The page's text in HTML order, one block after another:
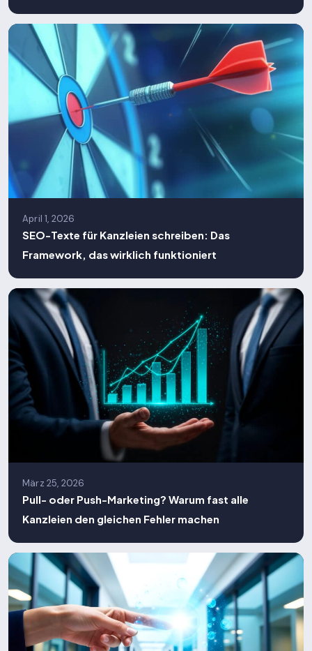
April 1, 2026
SEO-Texte für Kanzleien schreiben: Das
Framework, das wirklich funktioniert
März 25, 2026
Pull- oder Push-Marketing? Warum fast alle
Kanzleien den gleichen Fehler machen